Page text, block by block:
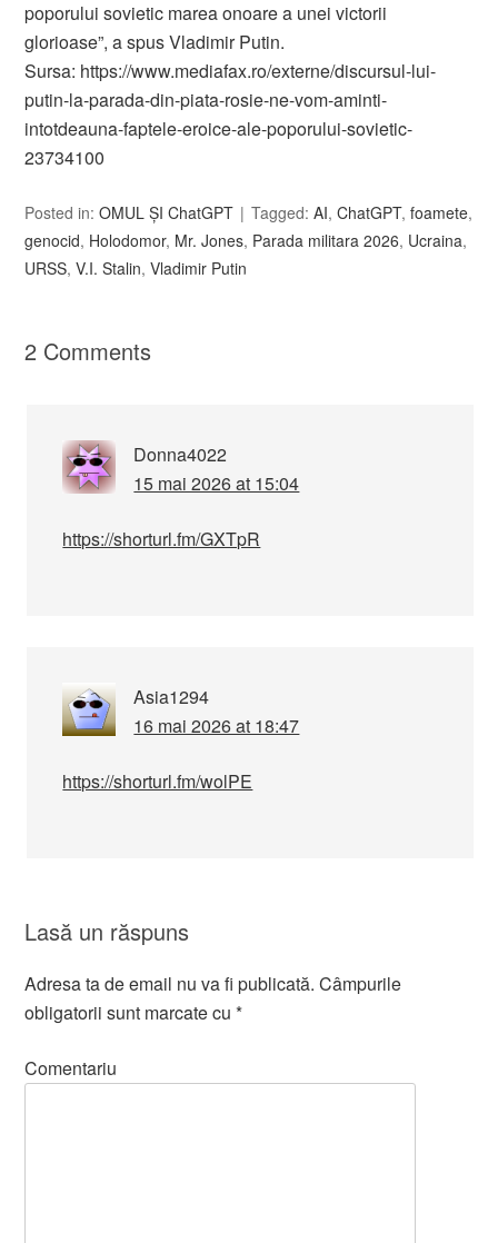
poporului sovietic marea onoare a unei victorii
glorioase”, a spus Vladimir Putin.
Sursa: https://www.mediafax.ro/externe/discursul-lui-
putin-la-parada-din-piata-rosie-ne-vom-aminti-
intotdeauna-faptele-eroice-ale-poporului-sovietic-
23734100
Posted in:OMUL ȘI ChatGPT Tagged:AI,ChatGPT,foamete,
genocid, Holodomor, Mr. Jones, Parada militara 2026, Ucraina,
URSS,V.I. Stalin,Vladimir Putin
2 Comments
Donna4022
15 mai 2026 at 15:04
https://shorturl.fm/GXTpR
Asia1294
16 mai 2026 at 18:47
https://shorturl.fm/wolPE
Lasă un răspuns
Adresa ta de email nu va fi publicată. Câmpurile
obligatorii sunt marcate cu*
Comentariu